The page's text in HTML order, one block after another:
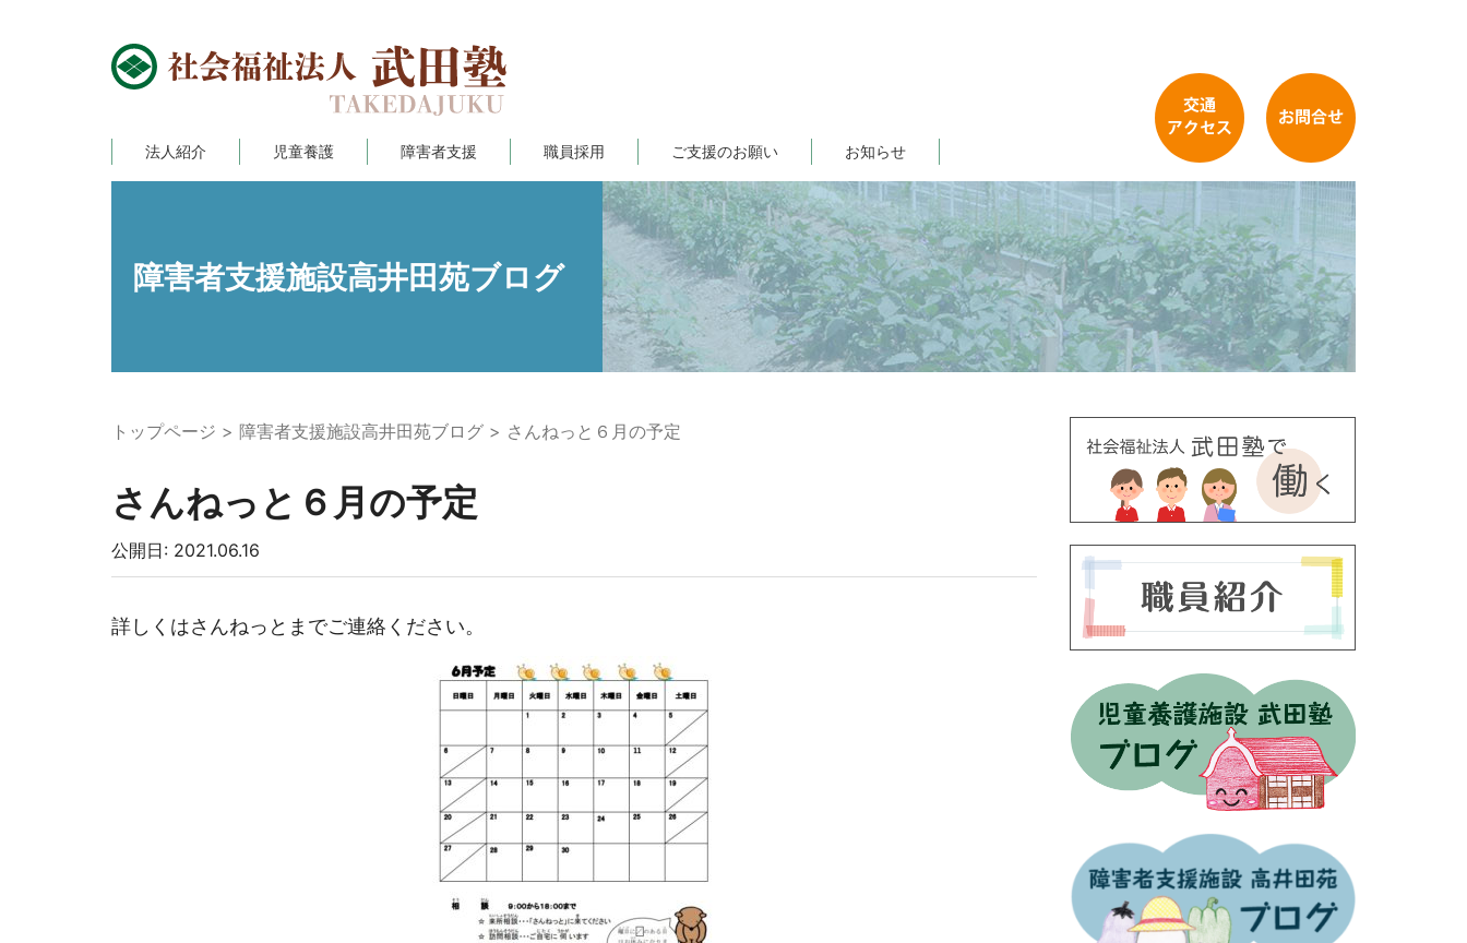
法人紹介 児童養護 障害者支援 職員採用 ご支援のお願い お知らせ
障害者支援施設高井田苑ブログ
トップページ 障害者支援施設高井田苑ブログ さんねっと６月の予定
さんねっと６月の予定
公開日: 2021.06.16
詳しくはさんねっとまでご連絡ください。